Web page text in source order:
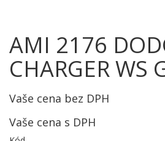
AMI 2176
CHARGER WS
Vaše cena bez DPH
Vaše cena s DPH